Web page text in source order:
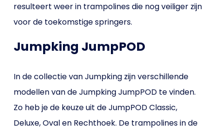
resulteert weer in trampolines die nog veiliger zijn
voor de toekomstige springers.
Jumpking JumpPOD
In de collectie van Jumpking zijn verschillende
modellen van de Jumpking JumpPOD te vinden.
Zo heb je de keuze uit de JumpPOD Classic,
Deluxe, Oval en Rechthoek. De trampolines in de